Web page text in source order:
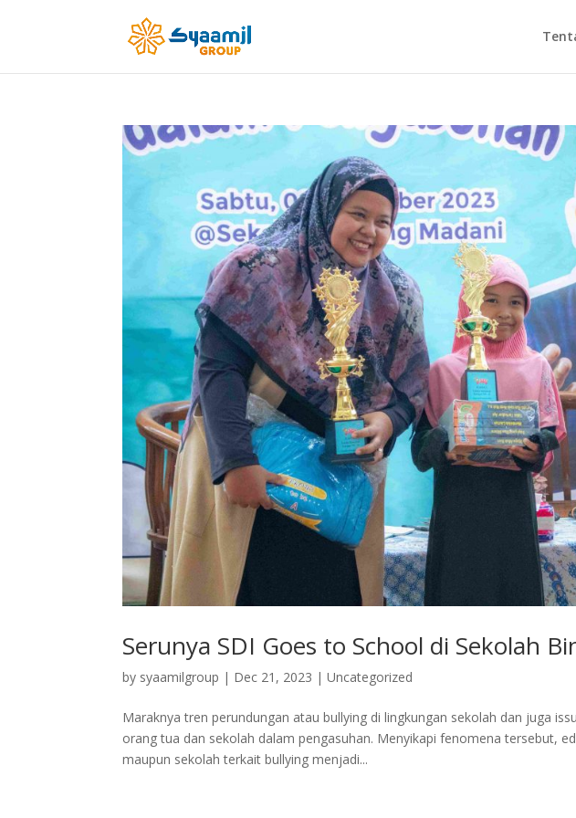
Serunya SDI Goes to School di Sekolah
by syaamilgroup | Dec 21, 2023 |Uncategorized
Maraknya tren perundungan atau bullying di lingkungan sekolah dan juga
orang tua dan sekolah dalam pengasuhan. Menyikapi fenomena tersebut,
maupun sekolah terkait bullying menjadi...